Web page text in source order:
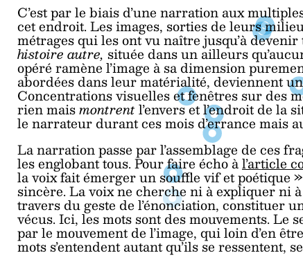
C’est par le biais d’une narration aux
cet endroit. Les images, sorties de leurs
métrages qui les ont vu naître jusqu’à
histoire autre, située dans un ailleurs
opéré ramène l’image à sa dimension
abordées dans leur matérialité, deviennent
Concentrations visuelles et fenêtres sur des
rien maismontrentl’envers et l’endroit de la
le narrateur durant ces mois d’errance mais
La narration passe par l’assemblage de ces
les englobant tous. Pour faire écho àl’article
la voix fait émerger un souffle vif et poétique
sincère. La voix ne cherche ni à expliquer ni
travers du geste de l’énonciation, constituer
vécus. Ici, les mots sont des mouvements. Le
par le mouvement de l’image, qui loin d’en
mots s’entendent autant qu’ils se ressentent,